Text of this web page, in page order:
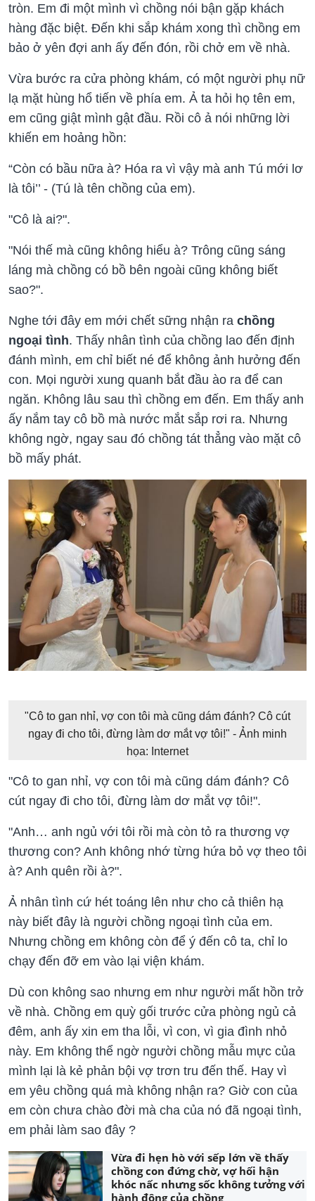
tròn. Em đi một mình vì chồng nói bận gặp khách
hàng đặc biệt. Đến khi sắp khám xong thì chồng em
bảo ở yên đợi anh ấy đến đón, rồi chở em về nhà.
Vừa bước ra cửa phòng khám, có một người phụ nữ
lạ mặt hùng hổ tiến về phía em. Ả ta hỏi họ tên em,
em cũng giật mình gật đầu. Rồi cô ả nói những lời
khiến em hoảng hồn:
“Còn có bầu nữa à? Hóa ra vì vậy mà anh Tú mới lơ
là tôi’’ - (Tú là tên chồng của em).
"Cô là ai?".
"Nói thế mà cũng không hiểu à? Trông cũng sáng
láng mà chồng có bồ bên ngoài cũng không biết
sao?".
Nghe tới đây em mới chết sững nhận ra chồng
ngoại tình. Thấy nhân tình của chồng lao đến định
đánh mình, em chỉ biết né để không ảnh hưởng đến
con. Mọi người xung quanh bắt đầu ào ra để can
ngăn. Không lâu sau thì chồng em đến. Em thấy anh
ấy nắm tay cô bồ mà nước mắt sắp rơi ra. Nhưng
không ngờ, ngay sau đó chồng tát thẳng vào mặt cô
bồ mấy phát.
"Cô to gan nhỉ, vợ con tôi mà cũng dám đánh? Cô cút
ngay đi cho tôi, đừng làm dơ mắt vợ tôi!" - Ảnh minh
họa: Internet
"Cô to gan nhỉ, vợ con tôi mà cũng dám đánh? Cô
cút ngay đi cho tôi, đừng làm dơ mắt vợ tôi!".
"Anh… anh ngủ với tôi rồi mà còn tỏ ra thương vợ
thương con? Anh không nhớ từng hứa bỏ vợ theo tôi
à? Anh quên rồi à?".
Ả nhân tình cứ hét toáng lên như cho cả thiên hạ
này biết đây là người chồng ngoại tình của em.
Nhưng chồng em không còn để ý đến cô ta, chỉ lo
chạy đến đỡ em vào lại viện khám.
Dù con không sao nhưng em như người mất hồn trở
về nhà. Chồng em quỳ gối trước cửa phòng ngủ cả
đêm, anh ấy xin em tha lỗi, vì con, vì gia đình nhỏ
này. Em không thể ngờ người chồng mẫu mực của
mình lại là kẻ phản bội vợ trơn tru đến thế. Hay vì
em yêu chồng quá mà không nhận ra? Giờ con của
em còn chưa chào đời mà cha của nó đã ngoại tình,
em phải làm sao đây ?
Vừa đi hẹn hò với sếp lớn về thấy
chồng con đứng chờ, vợ hối hận
khóc nấc nhưng sốc không tưởng với
hành động của chồng